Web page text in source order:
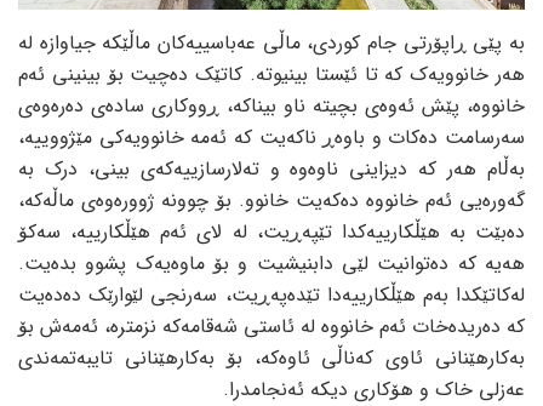
بە پێی ڕاپۆرتی جام کوردی، ماڵی عەباسییەکان ماڵێکە جیاوازە لە
هەر خانوویەک کە تا ئێستا بینیوتە. کاتێک دەچیت بۆ بینینی ئەم
خانووە، پێش ئەوەی بچیتە ناو بیناکە، ڕووکاری سادەی دەرەوەی
سەرسامت دەکات و باوەڕ ناکەیت کە ئەمە خانوویەکی مێژووییە،
بەڵام هەر کە دیزاینی ناوەوە و تەلارسازییەکەی بینی، درک بە
گەورەیی ئەم خانووە دەکەیت خانوو. بۆ چوونە ژوورەوەی ماڵەکە،
دەبێت بە هێڵکارییەکدا تێپەڕیت، لە لای ئەم هێڵکارییە، سەکۆ
هەیە کە دەتوانیت لێی دابنیشیت و بۆ ماوەیەک پشوو بدەیت.
لەکاتێکدا بەم هێڵکارییەدا تێدەپەڕیت، سەرنجی لێوارێک دەدەیت
کە دەریدەخات ئەم خانووە لە ئاستی شەقامەکە نزمترە، ئەمەش بۆ
بەکارهێنانی ئاوی کەناڵی ئاوەکە، بۆ بەکارهێنانی تایبەتمەندی
عەزلی خاک و هۆکاری دیکە ئەنجامدرا.